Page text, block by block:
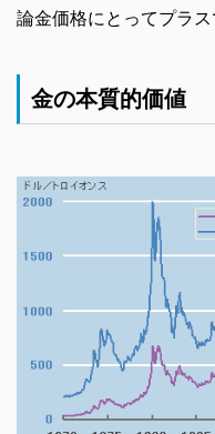
論金価格にとってプラス
金の本質的価値